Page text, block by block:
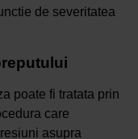
de severitatea
poate fi tratata prin
care
asupra